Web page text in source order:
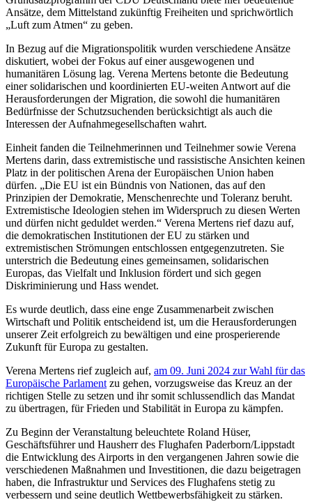
Ansätze, dem Mittelstand zukünftig Freiheiten und sprichwörtlich
„Luft zum Atmen“ zu geben.
In Bezug auf die Migrationspolitik wurden verschiedene Ansätze
diskutiert, wobei der Fokus auf einer ausgewogenen und
humanitären Lösung lag. Verena Mertens betonte die Bedeutung
einer solidarischen und koordinierten EU-weiten Antwort auf die
Herausforderungen der Migration, die sowohl die humanitären
Bedürfnisse der Schutzsuchenden berücksichtigt als auch die
Interessen der Aufnahmegesellschaften wahrt.
Einheit fanden die Teilnehmerinnen und Teilnehmer sowie Verena
Mertens darin, dass extremistische und rassistische Ansichten keinen
Platz in der politischen Arena der Europäischen Union haben
dürfen. „Die EU ist ein Bündnis von Nationen, das auf den
Prinzipien der Demokratie, Menschenrechte und Toleranz beruht.
Extremistische Ideologien stehen im Widerspruch zu diesen Werten
und dürfen nicht geduldet werden.“ Verena Mertens rief dazu auf,
die demokratischen Institutionen der EU zu stärken und
extremistischen Strömungen entschlossen entgegenzutreten. Sie
unterstrich die Bedeutung eines gemeinsamen, solidarischen
Europas, das Vielfalt und Inklusion fördert und sich gegen
Diskriminierung und Hass wendet.
Es wurde deutlich, dass eine enge Zusammenarbeit zwischen
Wirtschaft und Politik entscheidend ist, um die Herausforderungen
unserer Zeit erfolgreich zu bewältigen und eine prosperierende
Zukunft für Europa zu gestalten.
Verena Mertens rief zugleich auf, am 09. Juni 2024 zur Wahl für das
Europäische Parlament zu gehen, vorzugsweise das Kreuz an der
richtigen Stelle zu setzen und ihr somit schlussendlich das Mandat
zu übertragen, für Frieden und Stabilität in Europa zu kämpfen.
Zu Beginn der Veranstaltung beleuchtete Roland Hüser,
Geschäftsführer und Hausherr des Flughafen Paderborn/Lippstadt
die Entwicklung des Airports in den vergangenen Jahren sowie die
verschiedenen Maßnahmen und Investitionen, die dazu beigetragen
haben, die Infrastruktur und Services des Flughafens stetig zu
verbessern und seine deutlich Wettbewerbsfähigkeit zu stärken.